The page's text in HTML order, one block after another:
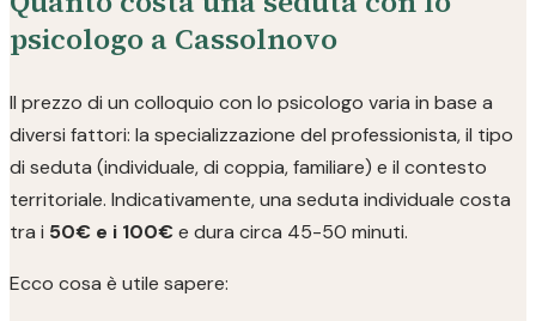
psicologo a Cassolnovo
Il prezzo di un colloquio con lo psicologo varia in base a
diversi fattori: la specializzazione del professionista, il tipo
di seduta (individuale, di coppia, familiare) e il contesto
territoriale. Indicativamente, una seduta individuale costa
tra i 50€ e i 100€ e dura circa 45-50 minuti.
Ecco cosa è utile sapere: